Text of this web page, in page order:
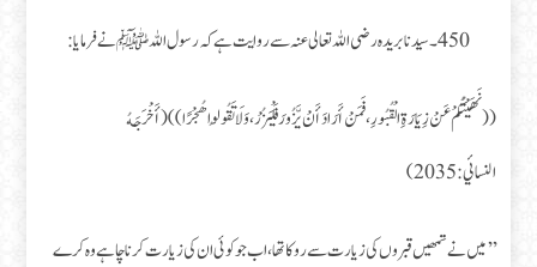
450۔ سیدنا بریدہ رضی اللہ تعالی عنہ سے روایت ہے کہ رسول اللہ ﷺنے فرمایا:
((نَهَيْتُكُمْ عَنْ زِيَارَةِ الْقُبُورِ، فَمَنْ أَرَادَ أَنْ يَّزُورَ فَلْيَزُرْ، وَلَا تَقُولُوا هُجْرًا)) (أَخْرَجَهُ
النسائي:2035)
’’میں نے تمھیں قبروں کی زیارت سے روکا تھا، اب جو کوئی ان کی زیارت کرنا چاہے وہ کرے